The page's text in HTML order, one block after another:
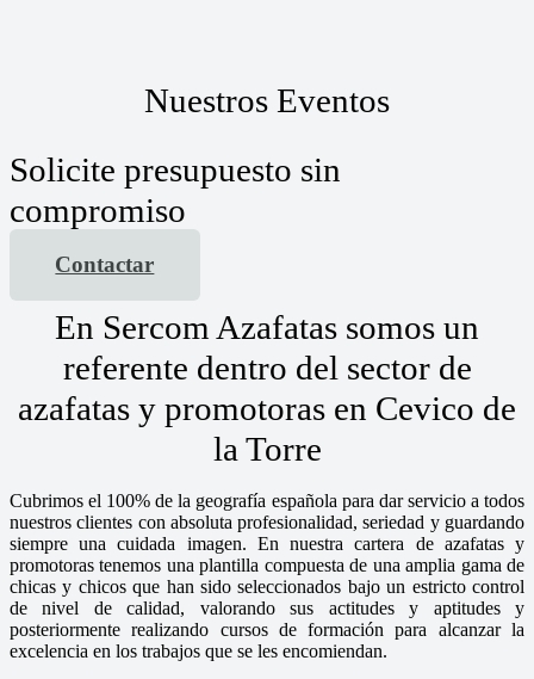
Nuestros Eventos
Solicite presupuesto sin
compromiso
Contactar
En Sercom Azafatas somos un
referente dentro del sector de
azafatas y promotoras en Cevico de
la Torre
Cubrimos el 100% de la geografía española para dar servicio a todos
nuestros clientes con absoluta profesionalidad, seriedad y guardando
siempre una cuidada imagen. En nuestra cartera de azafatas y
promotoras tenemos una plantilla compuesta de una amplia gama de
chicas y chicos que han sido seleccionados bajo un estricto control
de nivel de calidad, valorando sus actitudes y aptitudes y
posteriormente realizando cursos de formación para alcanzar la
excelencia en los trabajos que se les encomiendan.